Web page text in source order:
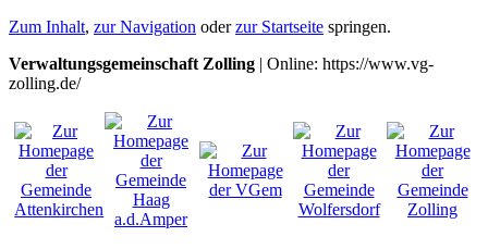
Zum Inhalt, zur Navigation oderzur Startseite springen.
Verwaltungsgemeinschaft Zolling | Online: https://www.vg-
zolling.de/